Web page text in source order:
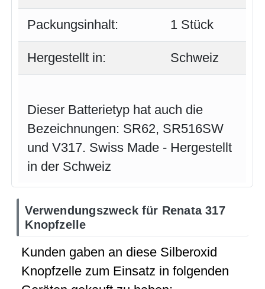
Packungsinhalt: 1 Stück
Hergestellt in: Schweiz
Dieser Batterietyp hat auch die
Bezeichnungen: SR62, SR516SW
und V317. Swiss Made - Hergestellt
in der Schweiz
Verwendungszweck für Renata 317
Knopfzelle
Kunden gaben an diese Silberoxid
Knopfzelle zum Einsatz in folgenden